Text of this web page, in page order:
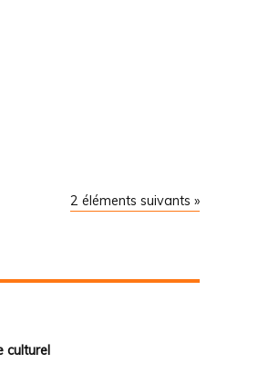
2 éléments suivants »
culturel